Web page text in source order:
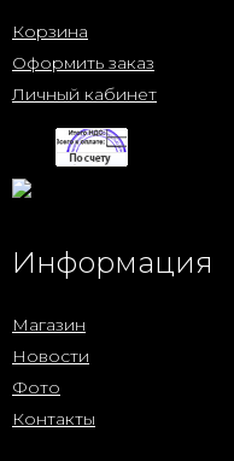
Корзина
Оформить заказ
Личный кабинет
Информация
Магазин
Новости
Фото
Контакты